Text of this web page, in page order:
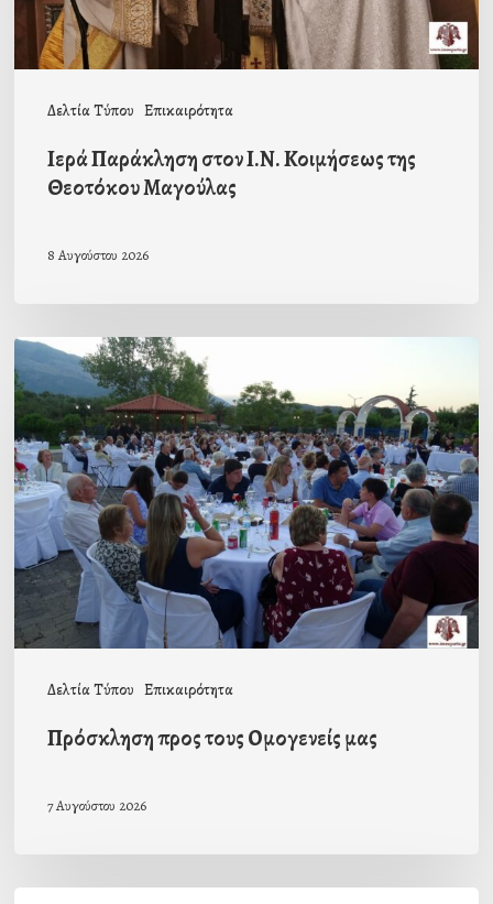
Δελτία Τύπου Επικαιρότητα
Μαγούλας
Ιερά Παράκληση στον Ι.Ν. Κοιμήσεως της
Θεοτόκου Μαγούλας
8 Αυγούστου 2026
Δελτία Τύπου Επικαιρότητα
Πρόσκληση
προς
τους
Ομογενείς
μας
Πρόσκληση προς τους Ομογενείς μας
7 Αυγούστου 2026